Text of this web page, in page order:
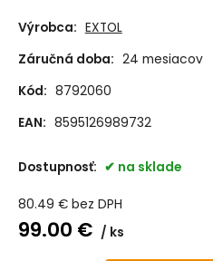
Výrobca: EXTOL
Záručná doba: 24 mesiacov
Kód: 8792060
EAN: 8595126989732
Dostupnosť: na sklade
80.49 € bez DPH
99.00 € ks